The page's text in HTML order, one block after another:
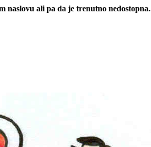
naslovu ali pa da je trenutno nedostopna.